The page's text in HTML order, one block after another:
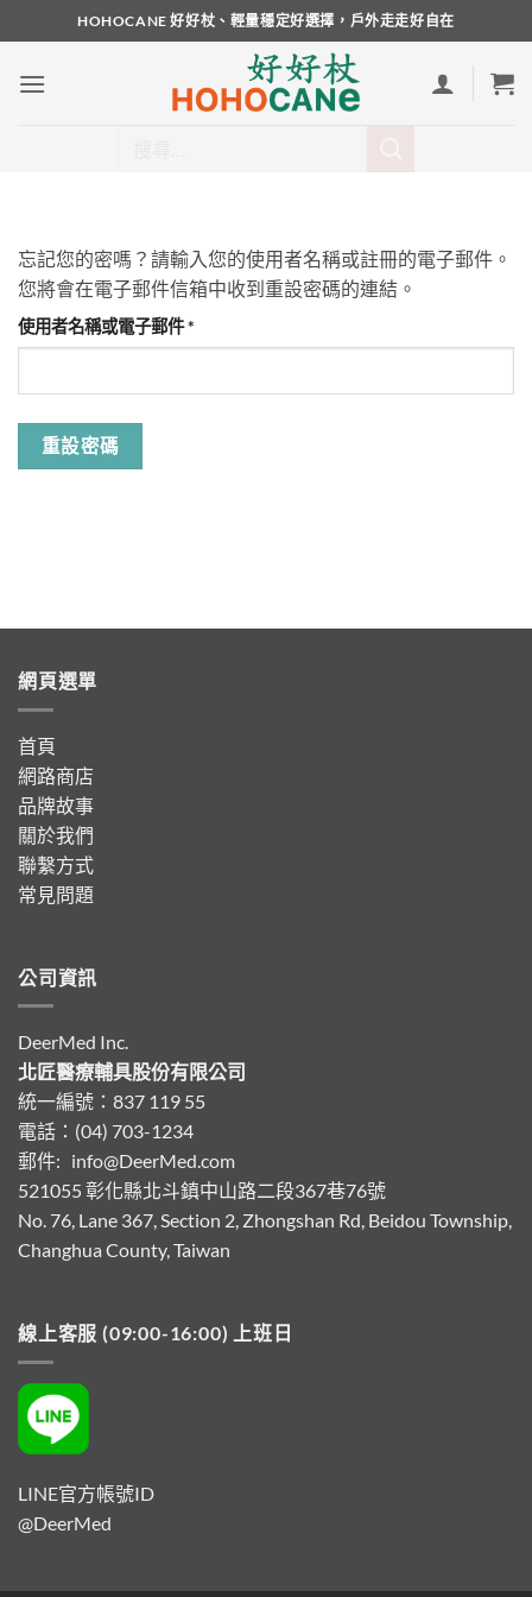
to
content
HOHOCANE 好好杖、輕量穩定好選擇，戶外走走好自在
字:
忘記您的密嗎？請輸入您的使用者名稱或註冊的電子郵件。
您將會在電子郵件信箱中收到重設密碼的連結。
使用者名稱或電子郵件*
填
重設密碼
網頁選單
首頁
網路商店
品牌故事
關於我們
聯繫方式
常見問題
公司資訊
DeerMed Inc.
北匠醫療輔具股份有限公司
統一編號：837 119 55
電話：(04) 703-1234
郵件: info@DeerMed.com
521055 彰化縣北斗鎮中山路二段367巷76號
No. 76, Lane 367, Section 2, Zhongshan Rd, Beidou Township,
Changhua County, Taiwan
線上客服 (09:00-16:00) 上班日
LINE官方帳號ID
@DeerMed